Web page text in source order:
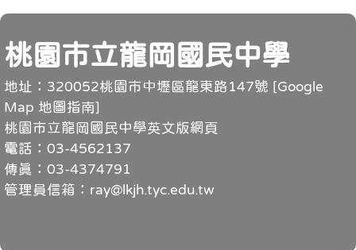
頁尾
桃園市立龍岡國民中學
地址：320052桃園市中壢區龍東路147號 [Google
Map 地圖指南]
桃園市立龍岡國民中學英文版網頁
電話：03-4562137
傳真：03-4374791
管理員信箱：ray@lkjh.tyc.edu.tw